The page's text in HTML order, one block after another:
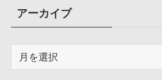
アーカイブ